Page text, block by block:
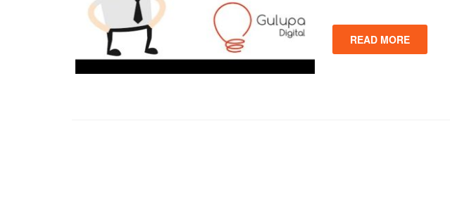
READ MORE